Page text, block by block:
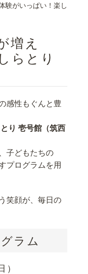
験がいっぱい！楽し
増え
らとり
感性もぐんと豊
り 壱号館（筑西
子どもたちの
プログラムを用
笑顔が、毎日の
ラム
）